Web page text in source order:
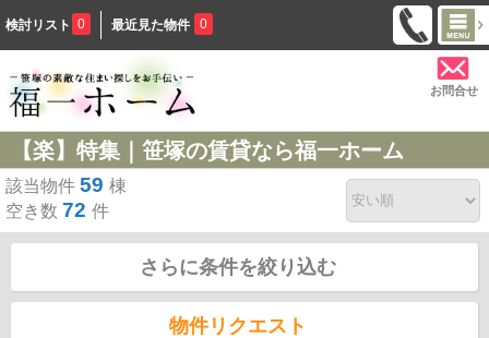
検討リスト 0 最近見た物件 0
お問合せ
【楽】特集｜笹塚の賃貸なら福一ホーム
該当物件 59 棟
空き数 72 件
さらに条件を絞り込む
物件リクエスト